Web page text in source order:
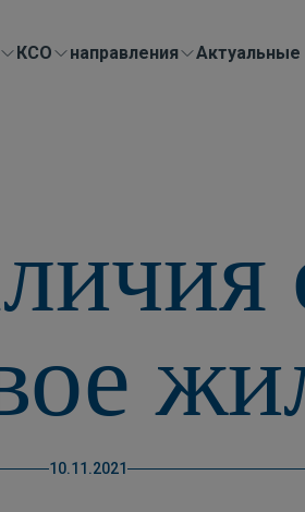
КСО направления Актуальные
10.11.2021